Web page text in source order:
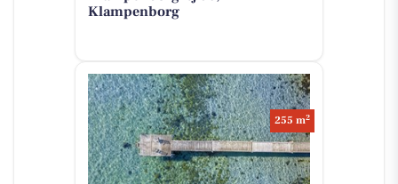
Klampenborg
255 m2